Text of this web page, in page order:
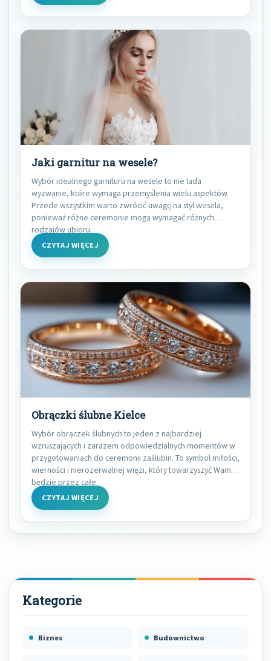
Jaki garnitur na wesele?
Wybór idealnego garnituru na wesele to nie lada
wyzwanie, które wymaga przemyślenia wielu aspektów.
Przede wszystkim warto zwrócić uwagę na styl wesela,
ponieważ różne ceremonie mogą wymagać różnych
rodzajów ubioru.
CZYTAJ WIĘCEJ
Obrączki ślubne Kielce
Wybór obrączek ślubnych to jeden z najbardziej
wzruszających i zarazem odpowiedzialnych momentów w
przygotowaniach do ceremonii zaślubin. To symbol miłości,
wierności i nierozerwalnej więzi, który towarzyszyć Wam
będzie przez całe
CZYTAJ WIĘCEJ
Biznes Budownictwo